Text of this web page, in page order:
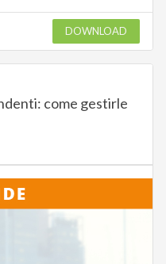
DOWNLOAD
come gestirle